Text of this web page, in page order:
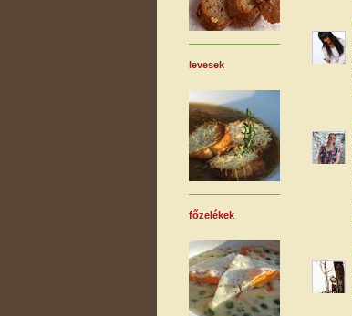
levesek
főzelékek